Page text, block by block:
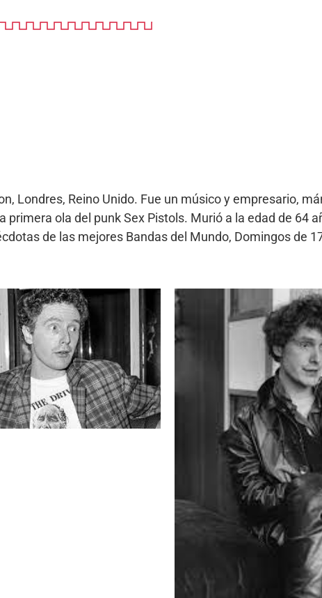
Londres, Reino Unido. Fue un músico y empresario,
ola del punk Sex Pistols. Murió a la edad de 64
de las mejores Bandas del Mundo, Domingos de